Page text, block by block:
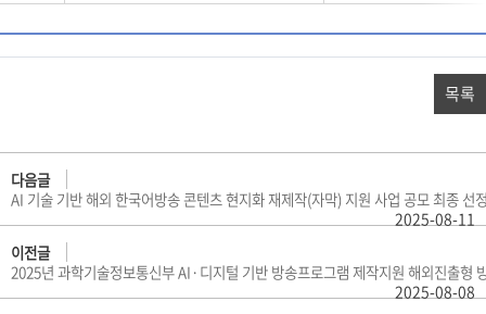
목록
다음글
AI 기술 기반 해외 한국어방송 콘텐츠 현지화 재제작(자막) 지원 사업 공모 최종 선
2025-08-11
이전글
2025년 과학기술정보통신부 AI·디지털 기반 방송프로그램 제작지원 해외진출형
2025-08-08